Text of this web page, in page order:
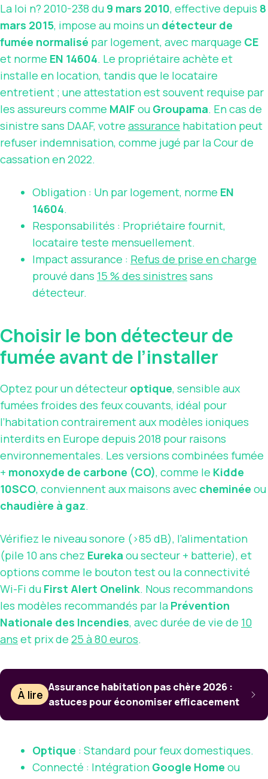
La loi n? 2010-238 du 9 mars 2010, effective depuis 8
mars 2015, impose au moins un détecteur de
fumée normalisé par logement, avec marquage CE
et norme EN 14604. Le propriétaire achète et
installe en location, tandis que le locataire
entretient ; une attestation est souvent requise par
les assureurs comme MAIF ou Groupama. En cas de
sinistre sans DAAF, votre assurance habitation peut
refuser indemnisation, comme jugé par la Cour de
cassation en 2022.
Obligation : Un par logement, norme EN
14604.
Responsabilités : Propriétaire fournit,
locataire teste mensuellement.
Impact assurance : Refus de prise en charge
prouvé dans 15 % des sinistres sans
détecteur.
Choisir le bon détecteur de
fumée avant de l’installer
Optez pour un détecteur optique, sensible aux
fumées froides des feux couvants, idéal pour
l’habitation contrairement aux modèles ioniques
interdits en Europe depuis 2018 pour raisons
environnementales. Les versions combinées fumée
+ monoxyde de carbone (CO), comme le Kidde
10SCO, conviennent aux maisons avec cheminée ou
chaudière à gaz.
Vérifiez le niveau sonore (>85 dB), l’alimentation
(pile 10 ans chez Eureka ou secteur + batterie), et
options comme le bouton test ou la connectivité
Wi-Fi du First Alert Onelink. Nous recommandons
les modèles recommandés par la Prévention
Nationale des Incendies, avec durée de vie de 10
ans et prix de 25 à 80 euros.
À lire
Assurance habitation pas chère 2026 :
astuces pour économiser efficacement
Optique : Standard pour feux domestiques.
Connecté : Intégration Google Home ou